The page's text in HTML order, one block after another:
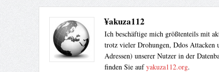
¥akuza112
Ich beschäftige mich größtenteils mit
trotz vieler Drohungen, Ddos Attacken
Adressen) unserer Nutzer in der
finden Sie aufyakuza112.org.